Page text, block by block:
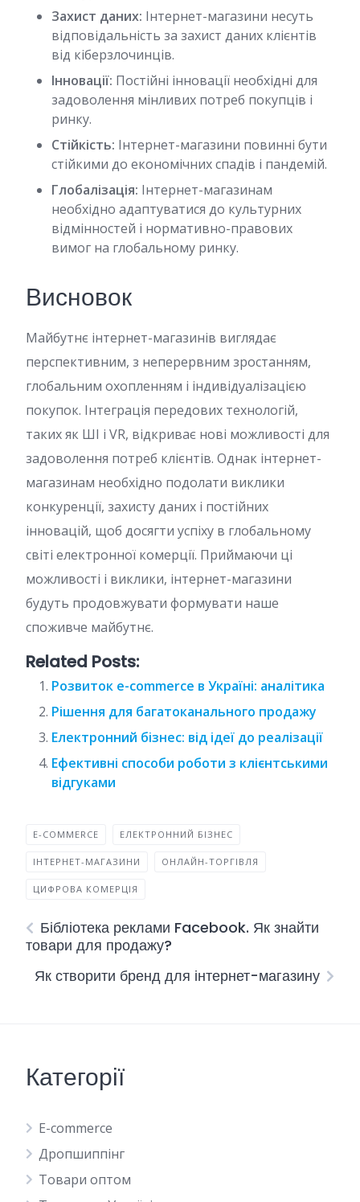
Захист даних: Інтернет-магазини несуть
відповідальність за захист даних клієнтів
від кіберзлочинців.
Інновації: Постійні інновації необхідні для
задоволення мінливих потреб покупців і
ринку.
Стійкість: Інтернет-магазини повинні бути
стійкими до економічних спадів і пандемій.
Глобалізація: Інтернет-магазинам
необхідно адаптуватися до культурних
відмінностей і нормативно-правових
вимог на глобальному ринку.
Висновок
Майбутнє інтернет-магазинів виглядає
перспективним, з неперервним зростанням,
глобальним охопленням і індивідуалізацією
покупок. Інтеграція передових технологій,
таких як ШІ і VR, відкриває нові можливості для
задоволення потреб клієнтів. Однак інтернет-
магазинам необхідно подолати виклики
конкуренції, захисту даних і постійних
інновацій, щоб досягти успіху в глобальному
світі електронної комерції. Приймаючи ці
можливості і виклики, інтернет-магазини
будуть продовжувати формувати наше
споживче майбутнє.
Related Posts:
Розвиток e-commerce в Україні: аналітика
Рішення для багатоканального продажу
Електронний бізнес: від ідеї до реалізації
Ефективні способи роботи з клієнтськими
відгуками
E-COMMERCE ЕЛЕКТРОННИЙ БІЗНЕС
ІНТЕРНЕТ-МАГАЗИНИ ОНЛАЙН-ТОРГІВЛЯ
ЦИФРОВА КОМЕРЦІЯ
Бібліотека реклами Facebook. Як знайти
товари для продажу?
Як створити бренд для інтернет-магазину
Категорії
E-commerce
Дропшиппінг
Товари оптом